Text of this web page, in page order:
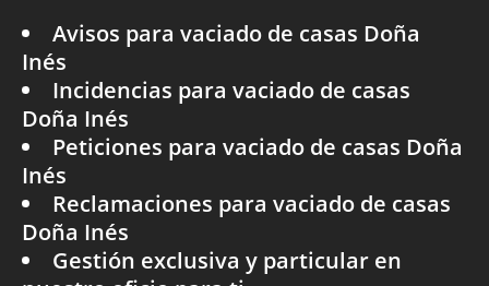
Avisos para vaciado de casas Doña
Inés
Incidencias para vaciado de casas
Doña Inés
Peticiones para vaciado de casas Doña
Inés
Reclamaciones para vaciado de casas
Doña Inés
Gestión exclusiva y particular en